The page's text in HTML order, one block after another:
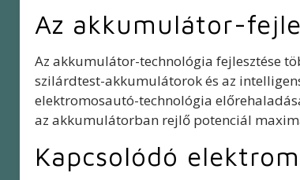
Az akkumulátor-
Az akkumulátor-technológia fejlesztése
szilárdtest-akkumulátorok és az
elektromosautó-technológia
az akkumulátorban rejlő potenciál
Kapcsolódó